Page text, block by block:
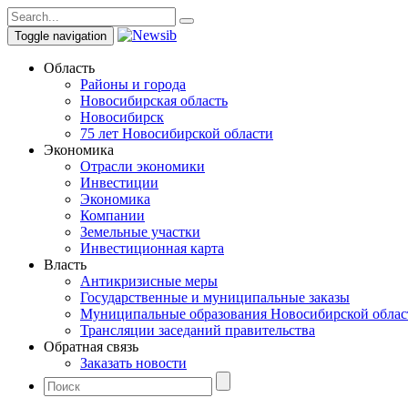
Toggle navigation
Область
Районы и города
Новосибирская область
Новосибирск
75 лет Новосибирской области
Экономика
Отрасли экономики
Инвестиции
Экономика
Компании
Земельные участки
Инвестиционная карта
Власть
Антикризисные меры
Государственные и муниципальные заказы
Муниципальные образования Новосибирской
Трансляции заседаний правительства
Обратная связь
Заказать новости